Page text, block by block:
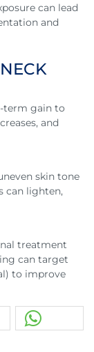
can lead
and
term gain to
and
skin tone
can lighten,
treatment
can target
to improve